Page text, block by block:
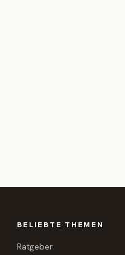
BELIEBTE THEMEN
Ratgeber